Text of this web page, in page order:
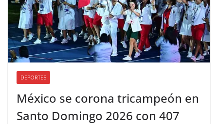
DEPORTES
México se corona tricampeón en
Santo Domingo 2026 con 407